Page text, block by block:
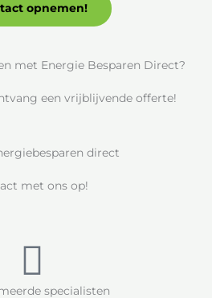
opnemen!
met Energie Besparen Direct?
een vrijblijvende offerte!
met ons op!
specialisten